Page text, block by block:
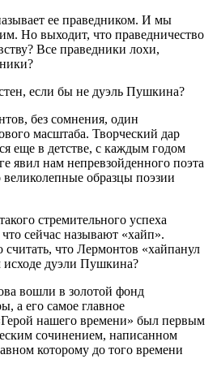
ее праведником. И мы
Но выходит, что праведничество
Все праведники лохи,
если бы не дуэль Пушкина?
без сомнения, один
масштаба. Творческий дар
еще в детстве, с каждым годом
явил нам непревзойденного поэта
образцы поэзии
стремительного успеха
сейчас называют «хайп».
что Лермонтов «хайпанул
дуэли Пушкина?
вошли в золотой фонд
а его самое главное
нашего времени» был первым
сочинением, написанном
которому до того времени